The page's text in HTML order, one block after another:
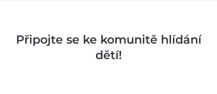
Připojte se ke komunitě hlídání
dětí!